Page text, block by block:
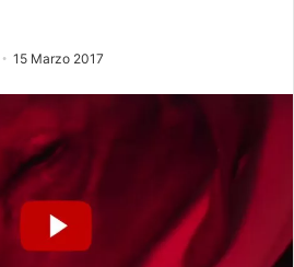
15 Marzo 2017